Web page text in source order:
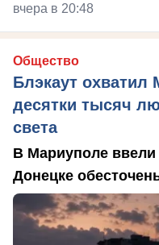
вчера в 20:48
Общество
Блэкаут охватил
десятки тысяч
света
В Мариуполе
Донецке